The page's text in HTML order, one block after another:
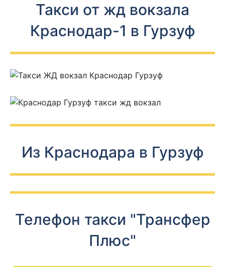
Такси от жд вокзала
Краснодар-1 в Гурзуф
Из Краснодара в Гурзуф
Телефон такси "Трансфер
Плюс"